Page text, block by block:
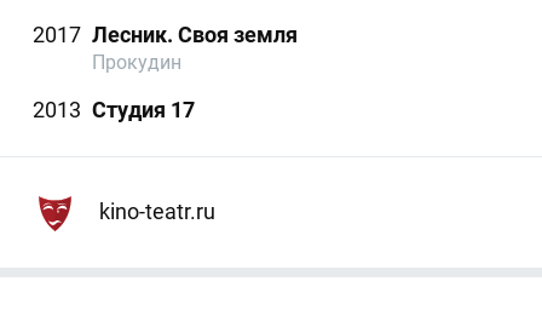
2017 Лесник. Своя земля
Прокудин
2013 Студия 17
kino-teatr.ru